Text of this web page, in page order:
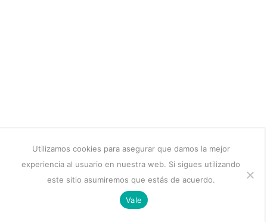
Utilizamos cookies para asegurar que damos la mejor
experiencia al usuario en nuestra web. Si sigues utilizando
este sitio asumiremos que estás de acuerdo.
Vale